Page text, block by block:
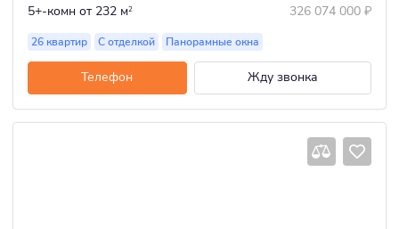
5+-комн от 232 м2 326 074 000 ₽
26 квартир С отделкой Панорамные окна
Телефон Жду звонка